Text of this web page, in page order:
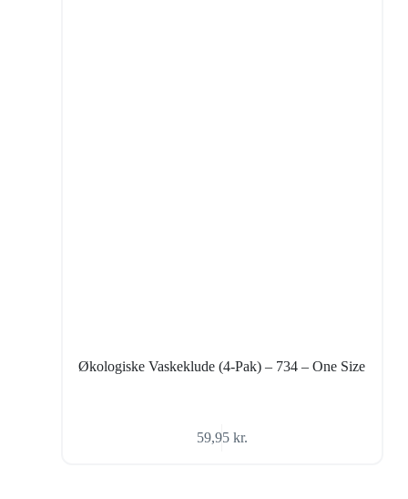
Økologiske Vaskeklude (4-Pak) – 734 – One Size
59,95 kr.